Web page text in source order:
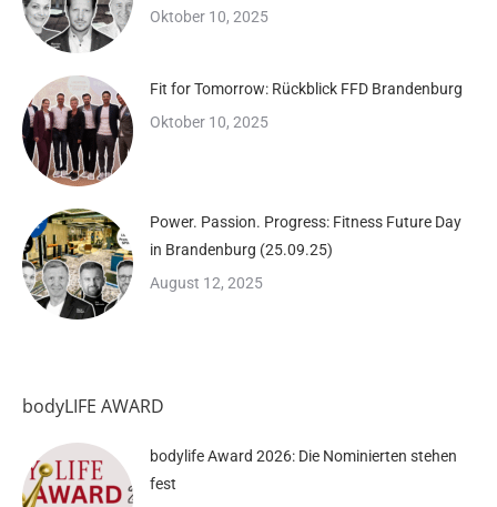
Oktober 10, 2025
Fit for Tomorrow: Rückblick FFD Brandenburg
Oktober 10, 2025
Power. Passion. Progress: Fitness Future Day
in Brandenburg (25.09.25)
August 12, 2025
bodyLIFE AWARD
bodylife Award 2026: Die Nominierten stehen
fest